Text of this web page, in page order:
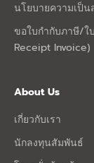
นโยบายความเป็
ขอใบกำกับภาษี/ใ
Receipt Invoice)
About Us
เกี่ยวกับเรา
นักลงทุนสัมพันธ์